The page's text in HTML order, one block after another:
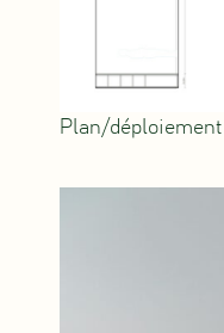
Plan/